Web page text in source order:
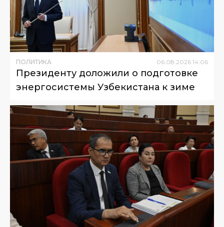
ПОЛИТИКА 06.08.2026 14:06
Президенту доложили о подготовке
энергосистемы Узбекистана к зиме